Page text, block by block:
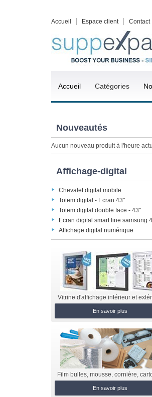
Accueil Espace client Contact
Accueil Catégories
Nouveautés
Aucun nouveau produit à l'heure
Affichage-digital
Chevalet digital mobile
Totem digital - Ecran 43"
Totem digital double face - 43"
Ecran digital smart line samsung
Affichage digital numérique
Vitrine d'affichage intérieur et
En savoir plus
Film bulles, mousse, cornière,
En savoir plus